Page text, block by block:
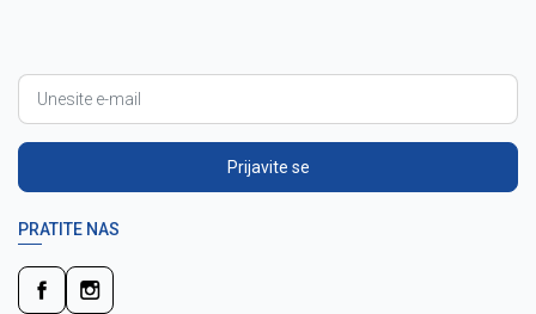
Prijavite se
PRATITE NAS